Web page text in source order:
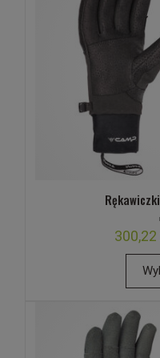
300,22